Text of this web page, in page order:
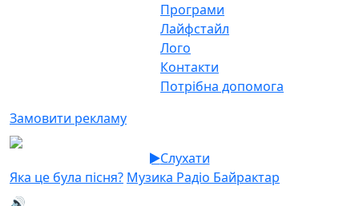
Програми
Лайфстайл
Лого
Контакти
Потрібна допомога
Замовити рекламу
Слухати
Яка це була пісня? Музика Радіо Байрактар